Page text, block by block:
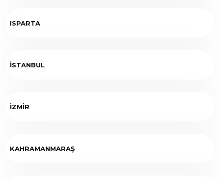
ISPARTA
İSTANBUL
İZMİR
KAHRAMANMARAŞ